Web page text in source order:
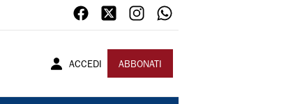
ACCEDI ABBONATI